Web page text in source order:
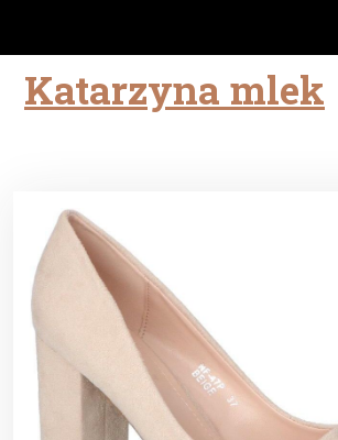
SkipKatarzyna mlek